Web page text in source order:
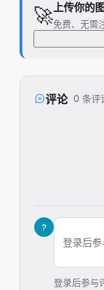
🚀上传你的
免费、无需
评论 0 条评
?
登录后
登录后参与